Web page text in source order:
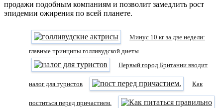
продажи подобным компаниям и позволит замедлить рост
эпидемии ожирения по всей планете.
Минус 10 кг за две недели:
главные принципы голливудской диеты
Первый город Британии вводит
налог для туристов Как
поститься перед причастием.